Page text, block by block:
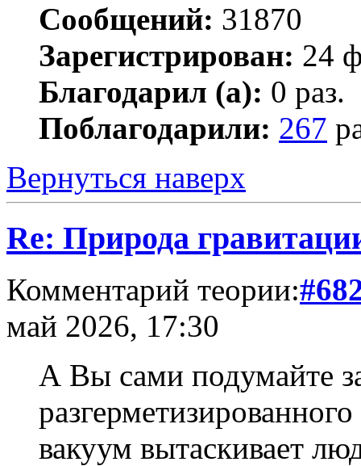
Сообщений: 31870
Зарегистрирован: 24
Благодарил (а): 0 раз.
Поблагодарили: 267
Вернуться наверх
Re: Природа
Комментарий теории:
май 2026, 17:30
А Вы сами подумайте
вакуум вытаскивает